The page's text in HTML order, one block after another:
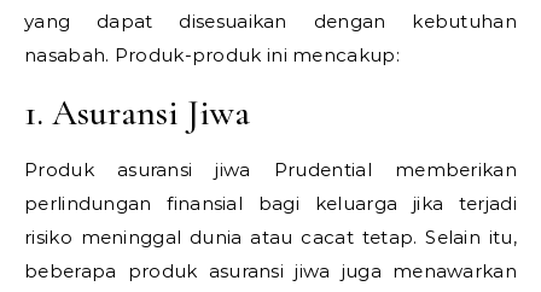
yang dapat disesuaikan dengan kebutuhan
nasabah. Produk-produk ini mencakup:
1. Asuransi Jiwa
Produk asuransi jiwa Prudential memberikan
perlindungan finansial bagi keluarga jika terjadi
risiko meninggal dunia atau cacat tetap. Selain itu,
beberapa produk asuransi jiwa juga menawarkan